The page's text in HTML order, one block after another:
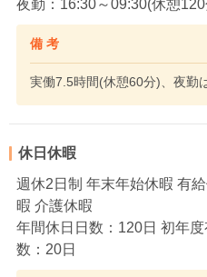
夜勤：16:30～09:30(休憩
備 考
実働7.5時間(休憩60分)、夜勤
休日休暇
週休2日制 年末年始休暇 有
暇 介護休暇
年間休日日数：120日 初年
数：20日